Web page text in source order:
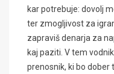
kar potrebuje: dovolj
ter zmogljivost za
zapraviš denarja za
kaj paziti. V tem
prenosnik, ki bo dober